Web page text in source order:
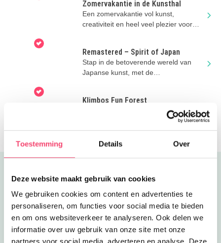
Toestemming Details Over
Deze website maakt gebruik van cookies
We gebruiken cookies om content en advertenties te
personaliseren, om functies voor social media te bieden
en om ons websiteverkeer te analyseren. Ook delen we
informatie over uw gebruik van onze site met onze
Zomervakantie in de Kunsthal
Een zomervakantie vol kunst,
creativiteit en heel veel plezier voor
Remastered – Spirit of Japan
Stap in de betoverende wereld van
Japanse kunst, met de
Klimbos Fun Forest
Kom klimmen bij Fun Forest in het
Kralingse Bos. NIEUW zijn de Explorer
parcoursen vanaf 3 jaar!
Uitgelicht